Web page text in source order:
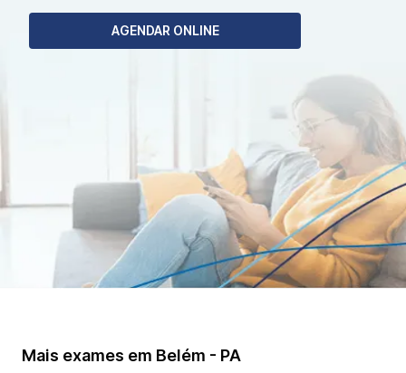
AGENDAR ONLINE
Mais exames em Belém - PA